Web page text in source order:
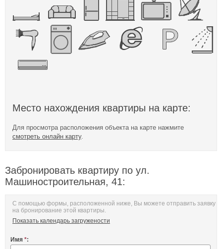
Место нахождения квартиры на карте:
Для просмотра расположения объекта на карте нажмите
смотреть онлайн карту.
Забронировать квартиру по ул.
Машиностроительная, 41:
С помощью формы, расположенной ниже, Вы можете отправить заявку
на бронирование этой квартиры.
Показать календарь загружености
Имя *: